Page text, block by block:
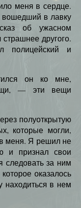
меня в сердце.
в лавку
об ужасном
другого.
полицейский и
он ко мне,
— эти вещи
полуоткрытую
которые могли,
меня. Я решил не
и признал свои
следовать за ним
оказалось
находиться в нем